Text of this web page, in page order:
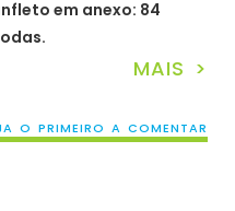
em anexo: 84
MAIS >
O PRIMEIRO A COMENTAR